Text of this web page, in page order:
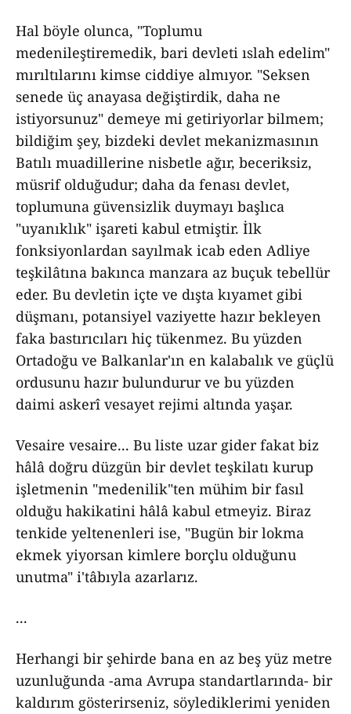
Hal böyle olunca, "Toplumu
medenileştiremedik, bari devleti ıslah edelim"
mırıltılarını kimse ciddiye almıyor. "Seksen
senede üç anayasa değiştirdik, daha ne
istiyorsunuz" demeye mi getiriyorlar bilmem;
bildiğim şey, bizdeki devlet mekanizmasının
Batılı muadillerine nisbetle ağır, beceriksiz,
müsrif olduğudur; daha da fenası devlet,
toplumuna güvensizlik duymayı başlıca
"uyanıklık" işareti kabul etmiştir. İlk
fonksiyonlardan sayılmak icab eden Adliye
teşkilâtına bakınca manzara az buçuk tebellür
eder. Bu devletin içte ve dışta kıyamet gibi
düşmanı, potansiyel vaziyette hazır bekleyen
faka bastırıcıları hiç tükenmez. Bu yüzden
Ortadoğu ve Balkanlar'ın en kalabalık ve güçlü
ordusunu hazır bulundurur ve bu yüzden
daimi askerî vesayet rejimi altında yaşar.
Vesaire vesaire... Bu liste uzar gider fakat biz
hâlâ doğru düzgün bir devlet teşkilatı kurup
işletmenin "medenilik"ten mühim bir fasıl
olduğu hakikatini hâlâ kabul etmeyiz. Biraz
tenkide yeltenenleri ise, "Bugün bir lokma
ekmek yiyorsan kimlere borçlu olduğunu
unutma" i'tâbıyla azarlarız.
...
Herhangi bir şehirde bana en az beş yüz metre
uzunluğunda -ama Avrupa standartlarında- bir
kaldırım gösterirseniz, söylediklerimi yeniden